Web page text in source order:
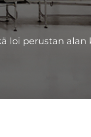
loi perustan alan